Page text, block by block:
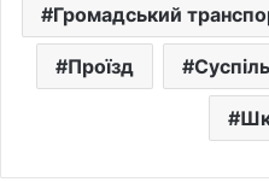
Громадський
Проїзд